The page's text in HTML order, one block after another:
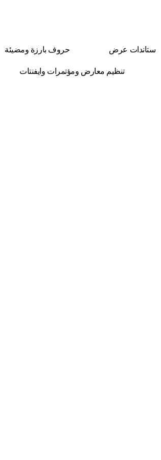
حروف بارزة ومضيئة ستاندات عرض
تنظيم معارض ومؤتمرات وايفنتات